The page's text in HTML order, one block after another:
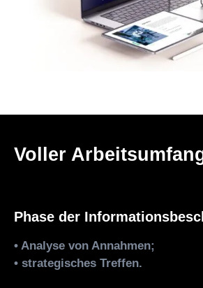
Voller
Phase der
• Analyse von Annahmen;
• strategisches Treffen.